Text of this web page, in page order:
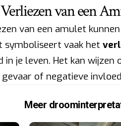
van een
van een amulet
symboliseert vaak het
in je leven. Het kan wijzen
of negatieve
Meer